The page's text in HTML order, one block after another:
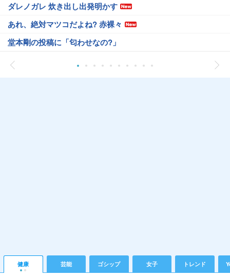
ダレノガレ 炊き出し出発明かす
あれ、絶対マツコだよね? 赤裸々
堂本剛の投稿に「匂わせなの?」
健康 芸能 ゴシップ 女子 トレンド